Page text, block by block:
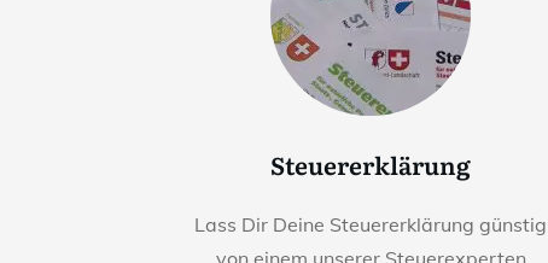
Steuererklärung
Lass Dir Deine Steuererklärung günstig
von einem unserer Steuerexperten